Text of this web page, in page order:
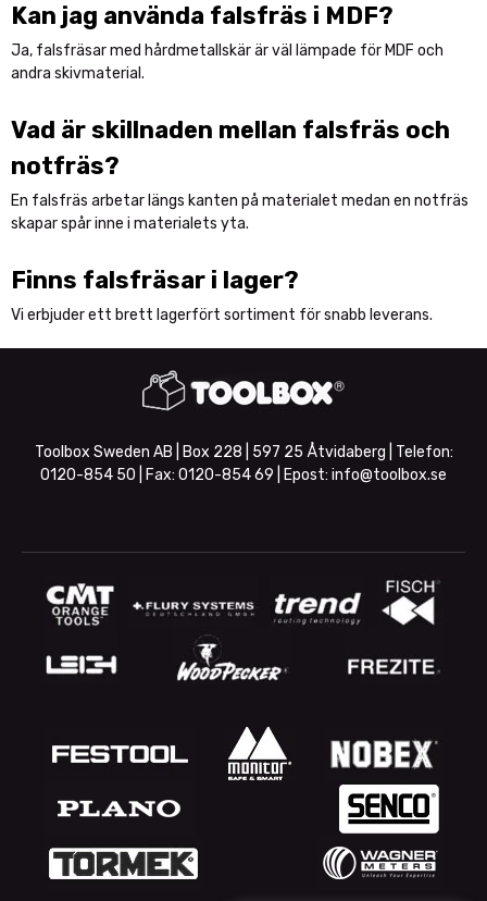
Kan jag använda falsfräs i MDF?
Ja, falsfräsar med hårdmetallskär är väl lämpade för MDF och
andra skivmaterial.
Vad är skillnaden mellan falsfräs och
notfräs?
En falsfräs arbetar längs kanten på materialet medan en notfräs
skapar spår inne i materialets yta.
Finns falsfräsar i lager?
Vi erbjuder ett brett lagerfört sortiment för snabb leverans.
Toolbox Sweden AB | Box 228 | 597 25 Åtvidaberg | Telefon:
0120-854 50 | Fax: 0120-854 69 | Epost: info@toolbox.se